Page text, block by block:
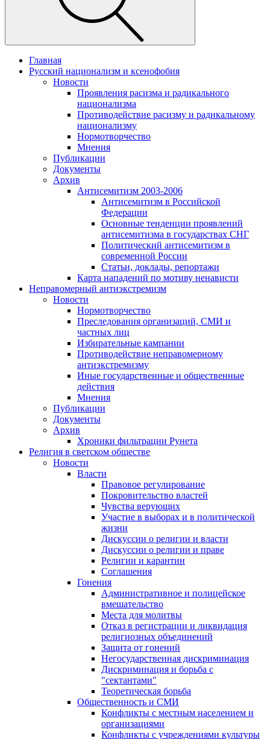
Главная
Русский национализм и ксенофобия
Новости
Проявления расизма и радикального
национализма
Противодействие расизму и радикальному
национализму
Нормотворчество
Мнения
Публикации
Документы
Архив
Антисемитизм 2003-2006
Антисемитизм в Российской
Федерации
Основные тенденции проявлений
антисемитизма в государствах СНГ
Политический антисемитизм в
современной России
Статьи, доклады, репортажи
Карта нападений по мотиву ненависти
Неправомерный антиэкстремизм
Новости
Нормотворчество
Преследования организаций, СМИ и
частных лиц
Избирательные кампании
Противодействие неправомерному
антиэкстремизму
Иные государственные и общественные
действия
Мнения
Публикации
Документы
Архив
Хроники фильтрации Рунета
Религия в светском обществе
Новости
Власти
Правовое регулирование
Покровительство властей
Чувства верующих
Участие в выборах и в политической
жизни
Дискуссии о религии и власти
Дискуссии о религии и праве
Религии и карантин
Соглашения
Гонения
Административное и полицейское
вмешательство
Места для молитвы
Отказ в регистрации и ликвидация
религиозных объединений
Защита от гонений
Негосударственная дискриминация
Дискриминация и борьба с
"сектантами"
Теоретическая борьба
Общественность и СМИ
Конфликты с местным населением и
организациями
Конфликты с учреждениями культуры